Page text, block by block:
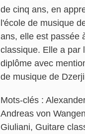
de cinq ans, en
l'école de musique
ans, elle est passée
classique. Elle a par
diplôme avec
de musique de
Mots-clés :
Andreas von
Giuliani, Guitare